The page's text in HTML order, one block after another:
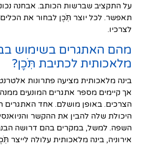
על התקציב שברשות הכותב. אבחנה
תאפשר. לכל יוצר תֹּֽכֶן לבחור את
לצרכיו.
מהם האתגרים בשימוש
מלאכותית לכתיבת תֹּֽכֶן?
בינה מלאכותית מציעה פתרונות
אך קיימים מספר אתגרים המונעים
הצרכים. באופן מושלם. אחד האתגרים
היכולת שלה להבין את ההקשר
השפה. למשל, במקרים בהם דרושה
אירוניה, בינה מלאכותית עלולה לייצר